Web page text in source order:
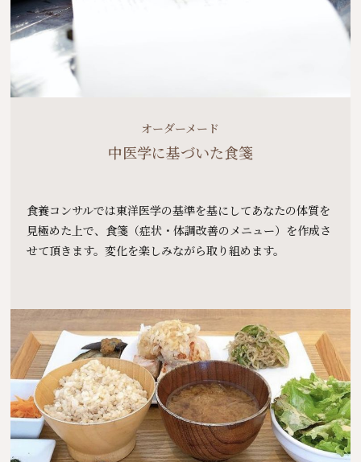
オーダーメード
中医学に基づいた食箋
食養コンサルでは東洋医学の基準を基にしてあなたの体質を
見極めた上で、食箋（症状・体調改善のメニュー）を作成さ
せて頂きます。変化を楽しみながら取り組めます。